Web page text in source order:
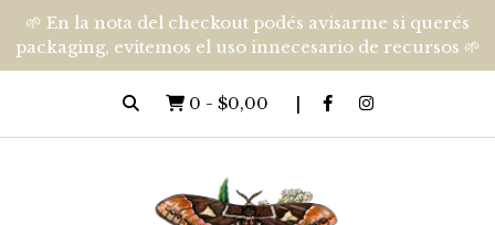
🌱 En la nota del checkout podés avisarme si querés
packaging, evitemos el uso innecesario de recursos 🌱
0 - $0,00